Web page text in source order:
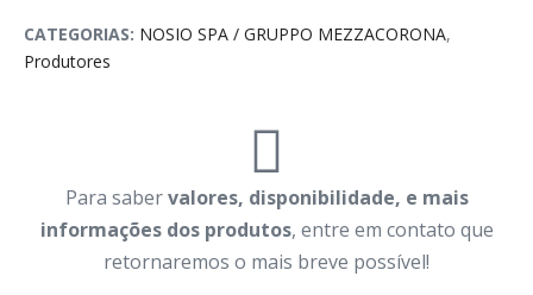
CATEGORIAS: NOSIO SPA / GRUPPO MEZZACORONA,
Produtores
Para sabervalores, disponibilidade, e mais
informações dos produtos, entre em contato que
retornaremos o mais breve possível!